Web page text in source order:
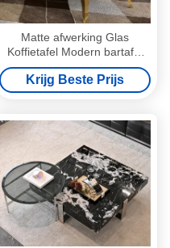
Matte afwerking Glas
Koffietafel Modern bartafel
rechthoekige vorm
Krijg Beste Prijs